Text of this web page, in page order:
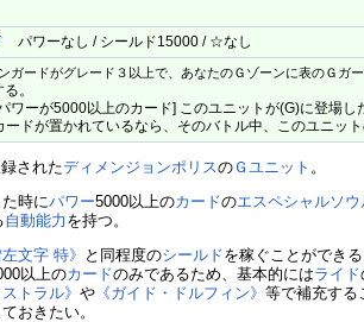
パワーなし / シールド15000 / ☆なし
ガードがグレード３以上で、あなたのＧゾーンに表のＧガ
。
ワーが5000以上のカード] このユニットが(G)に登場
ドが置かれているなら、そのバトル中、このユニット
されたディメンジョンポリスの Ｇユニット 。
た時にパワー5000以上のカードのエスペシャルソ
自動能力 を持つ。
左文字 特》 と同程度のシールドを稼ぐことができる
以上のカードのみであるため、基本的にはライド
ストラル》や 《ガイド・ドルフィン》等で補充する
おきたい。